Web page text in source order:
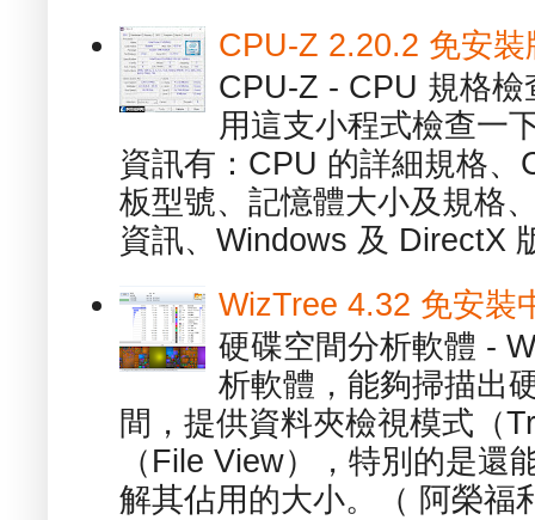
CPU-Z 2.20.2 免安
CPU-Z - CPU 規格
用這支小程式檢查一
資訊有：CPU 的詳細規格
板型號、記憶體大小及規格
資訊、Windows 及 DirectX
WizTree 4.32 免安裝
硬碟空間分析軟體 -
析軟體，能夠掃描出
間，提供資料夾檢視模式（
（File View），特別的是還
解其佔用的大小。（ 阿榮福